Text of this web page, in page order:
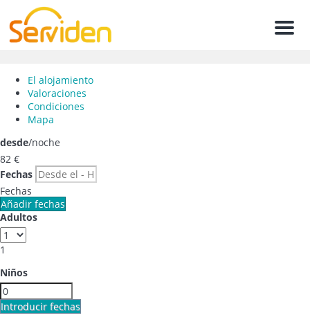
Menu
El alojamiento
Valoraciones
Condiciones
Mapa
desde/noche
82 €
Fechas
Fechas
Añadir fechas
Adultos
1
Niños
Introducir fechas